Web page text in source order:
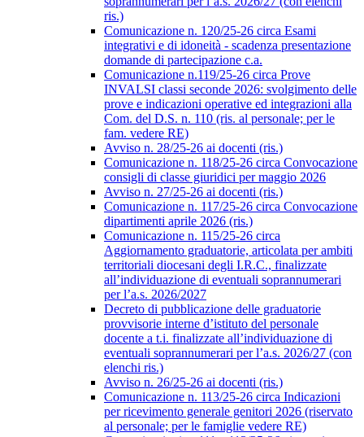
ris.)
Comunicazione n. 120/25-26 circa Esami
integrativi e di idoneità - scadenza presentazione
domande di partecipazione c.a.
Comunicazione n.119/25-26 circa Prove
INVALSI classi seconde 2026: svolgimento delle
prove e indicazioni operative ed integrazioni alla
Com. del D.S. n. 110 (ris. al personale; per le
fam. vedere RE)
Avviso n. 28/25-26 ai docenti (ris.)
Comunicazione n. 118/25-26 circa Convocazione
consigli di classe giuridici per maggio 2026
Avviso n. 27/25-26 ai docenti (ris.)
Comunicazione n. 117/25-26 circa Convocazione
dipartimenti aprile 2026 (ris.)
Comunicazione n. 115/25-26 circa
Aggiornamento graduatorie, articolata per ambiti
territoriali diocesani degli I.R.C., finalizzate
all’individuazione di eventuali soprannumerari
per l’a.s. 2026/2027
Decreto di pubblicazione delle graduatorie
provvisorie interne d’istituto del personale
docente a t.i. finalizzate all’individuazione di
eventuali soprannumerari per l’a.s. 2026/27 (con
elenchi ris.)
Avviso n. 26/25-26 ai docenti (ris.)
Comunicazione n. 113/25-26 circa Indicazioni
per ricevimento generale genitori 2026 (riservato
al personale; per le famiglie vedere RE)